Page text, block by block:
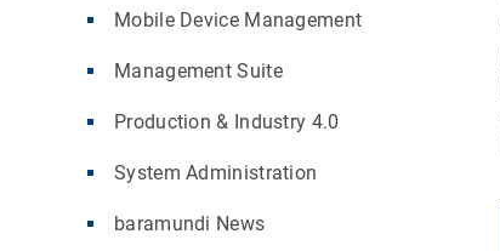
Mobile Device Management
Management Suite
Production & Industry 4.0
System Administration
baramundi News